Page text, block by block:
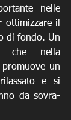
nelle
ottimizzare il
di fondo. Un
che nella
un
e si
da sovra-